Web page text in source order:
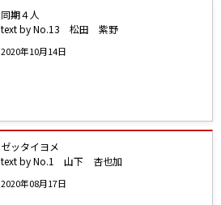
同期４人
text by No.13 松田 紫野
2020年10月14日
ゼッタイヨメ
text by No.1 山下 杏也加
2020年08月17日